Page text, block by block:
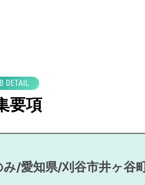
DETAIL
要項
/愛知県/刈谷市井ヶ谷